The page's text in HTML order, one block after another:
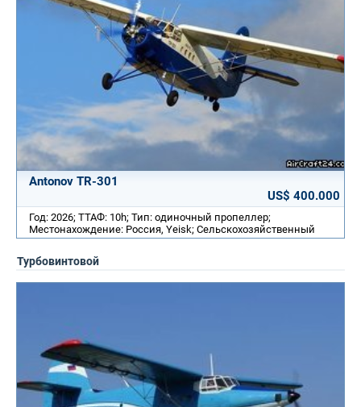
Antonov TR-301
US$ 400.000
Год: 2026; ТТАФ: 10h; Тип: одиночный пропеллер;
Местонахождение: Россия, Yeisk; Cельскохозяйственный
Турбовинтовой